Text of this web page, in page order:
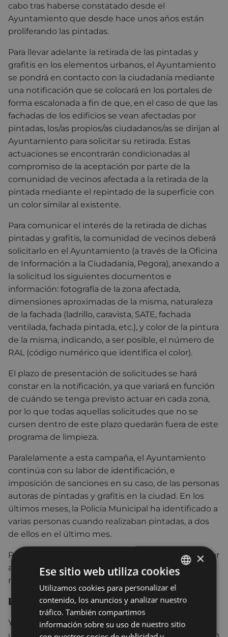
cabo tras haberse constatado desde el
Ayuntamiento que desde hace unos años están
proliferando las pintadas.
Para llevar adelante la retirada de las pintadas y
grafitis en los elementos urbanos, el Ayuntamiento
se pondrá en contacto con la ciudadanía mediante
una notificación que se colocará en los portales de
forma escalonada a fin de que, en el caso de que las
fachadas de los edificios se vean afectadas por
pintadas, los/as propios/as ciudadanos/as se dirijan al
Ayuntamiento para solicitar su retirada. Estas
actuaciones se encontrarán condicionadas al
compromiso de la aceptación por parte de la
comunidad de vecinos afectada a la retirada de la
pintada mediante el repintado de la superficie con
un color similar al existente.
Para comunicar el interés de la retirada de dichas
pintadas y grafitis, la comunidad de vecinos deberá
solicitarlo en el Ayuntamiento (a través de la Oficina
de Información a la Ciudadanía, Pegora), anexando a
la solicitud los siguientes documentos e
información: fotografía de la zona afectada,
dimensiones aproximadas de la misma, naturaleza
de la fachada (ladrillo, caravista, SATE, fachada
ventilada, fachada pintada, etc.), y color de la pintura
de la misma, indicando, a ser posible, el número de
RAL (código numérico que identifica el color).
El plazo de presentación de solicitudes se hará
constar en la notificación, ya que variará en función
de cuándo se tenga previsto actuar en cada zona,
por lo que todas aquellas solicitudes que no se
cursen dentro de este plazo quedarán fuera de este
programa de limpieza.
Paralelamente a esta campaña, el Ayuntamiento
continúa con su labor de identificación, e
imposición de sanciones en su caso, de las personas
autoras de pintadas y grafitis en la ciudad. En los
últimos meses, la Policía Municipal ha identificado a
varias personas cuando realizaban pintadas, a dos
de ellos en el último mes.
Para la realización de estos trabajos, se va a contratar
a seis personas que trabajarán durante cuatro
meses.
Llamamiento al civismo
Y en ese sentido, desde el Ayuntamiento, se hace
BASQUE
SPANISH
×
Ese sitio web utiliza cookies
Utilizamos cookies para personalizar el
contenido, los anuncios y analizar nuestro
tráfico. También compartimos
información sobre su uso de nuestro sitio